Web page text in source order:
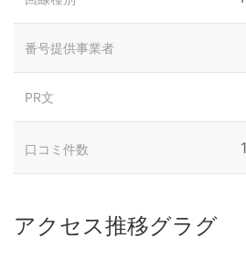
番号提供事業者
PR文
口コミ件数
アクセス推移グラグ